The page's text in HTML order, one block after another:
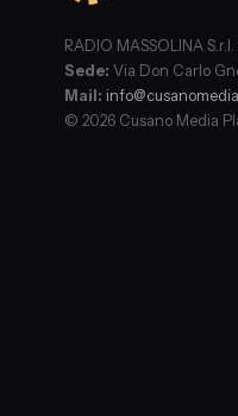
RADIO MASSOLINA
Sede: Via Don Carlo
Mail:
© 2026 Cusano Media